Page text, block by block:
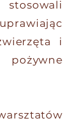
stosowali
i